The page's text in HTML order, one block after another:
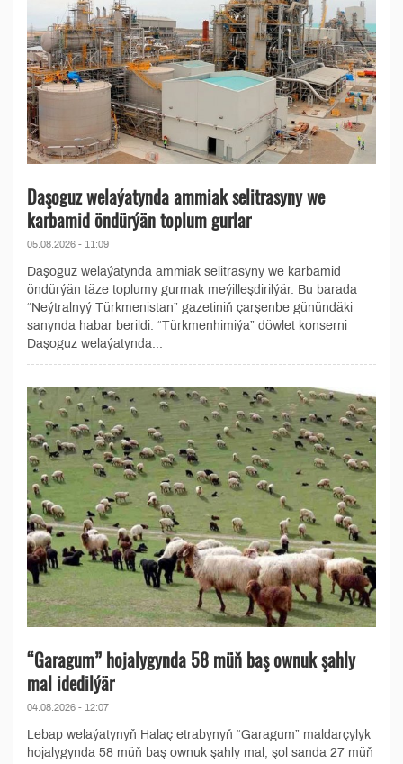
Daşoguz welaýatynda ammiak selitrasyny we
karbamid öndürýän toplum gurlar
05.08.2026 - 11:09
Daşoguz welaýatynda ammiak selitrasyny we karbamid
öndürýän täze toplumy gurmak meýilleşdirilýär. Bu barada
“Neýtralnyý Türkmenistan” gazetiniň çarşenbe günündäki
sanynda habar berildi. “Türkmenhimiýa” döwlet konserni
Daşoguz welaýatynda...
“Garagum” hojalygynda 58 müň baş ownuk şahly
mal idedilýär
04.08.2026 - 12:07
Lebap welaýatynyň Halaç etrabynyň “Garagum” maldarçylyk
hojalygynda 58 müň baş ownuk şahly mal, şol sanda 27 müň